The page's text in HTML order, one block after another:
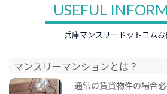
USEFUL
兵庫マンスリードットコム
マンスリーマンションとは？
通常の賃貸物件の場合